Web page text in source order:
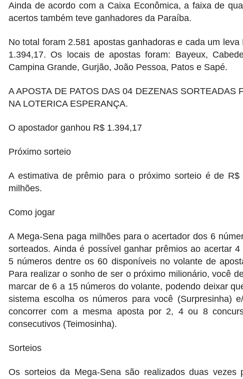
Ainda de acordo com a Caixa Econômica, a faixa de
acertos também teve ganhadores da Paraíba.
No total foram 2.581 apostas ganhadoras e cada um leva
1.394,17. Os locais de apostas foram: Bayeux,
Campina Grande, Gurjão, João Pessoa, Patos e Sapé.
A APOSTA DE PATOS DAS 04 DEZENAS SORTEADAS
NA LOTERICA ESPERANÇA.
O apostador ganhou R$ 1.394,17
Próximo sorteio
A estimativa de prêmio para o próximo sorteio é de R$
milhões.
Como jogar
A Mega-Sena paga milhões para o acertador dos 6
sorteados. Ainda é possível ganhar prêmios ao acertar 4
5 números dentre os 60 disponíveis no volante de
Para realizar o sonho de ser o próximo milionário, você
marcar de 6 a 15 números do volante, podendo deixar
sistema escolha os números para você (Surpresinha)
concorrer com a mesma aposta por 2, 4 ou 8
consecutivos (Teimosinha).
Sorteios
Os sorteios da Mega-Sena são realizados duas vezes